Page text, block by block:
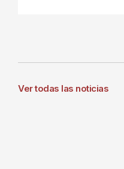
Ver todas las noticias